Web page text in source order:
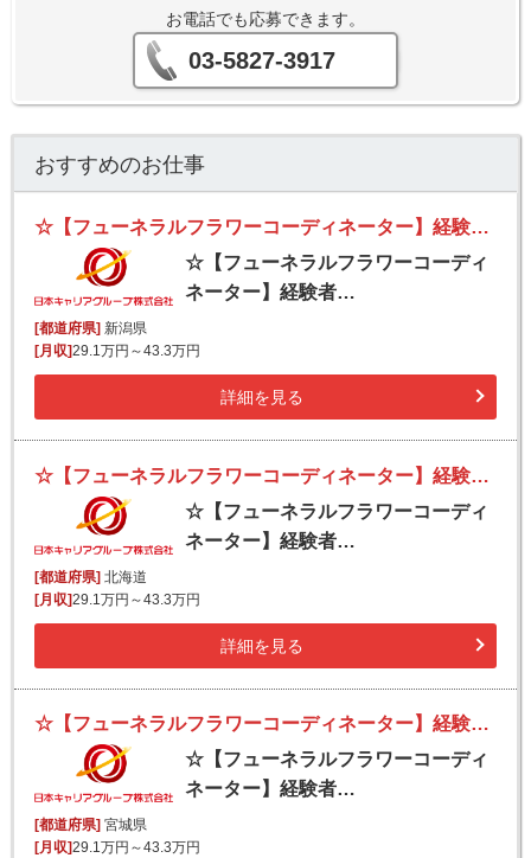
お電話でも応募できます。
03-5827-3917
おすすめのお仕事
☆【フューネラルフラワーコーディネーター】経験者優遇／スキルを活かす！創業150年の伝統と実績・新しい挑戦
☆【フューネラルフラワーコーディ
ネーター】経験者…
[都道府県]新潟県
[月収]29.1万円～43.3万円
詳細を見る
☆【フューネラルフラワーコーディネーター】経験者優遇／スキルを活かす！創業150年の伝統と実績・新しい挑戦
☆【フューネラルフラワーコーディ
ネーター】経験者…
[都道府県]北海道
[月収]29.1万円～43.3万円
詳細を見る
☆【フューネラルフラワーコーディネーター】経験者優遇／スキルを活かす！創業150年の伝統と実績・新しい挑戦
☆【フューネラルフラワーコーディ
ネーター】経験者…
[都道府県] 宮城県
[月収]29.1万円～43.3万円